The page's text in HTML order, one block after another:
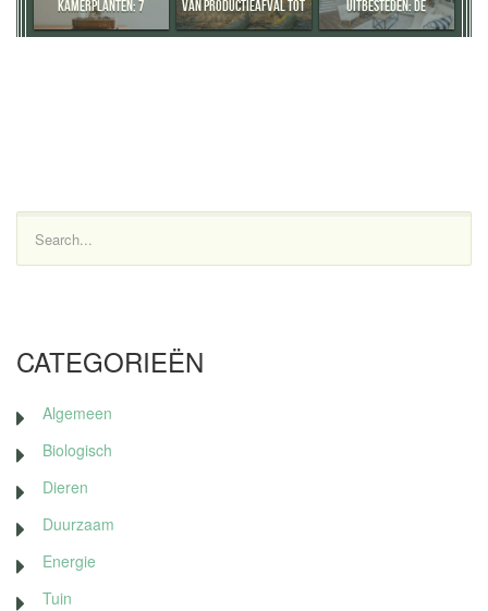
KAMERPLANTEN: 7
PRAKTISCHE TIPS
VAN PRODUCTIEAFVAL TOT
WAARDEVOLLE
GRONDSTOF
UITBESTEDEN: DE
VOORDELEN
CATEGORIEËN
Algemeen
Biologisch
Dieren
Duurzaam
Energie
Tuin